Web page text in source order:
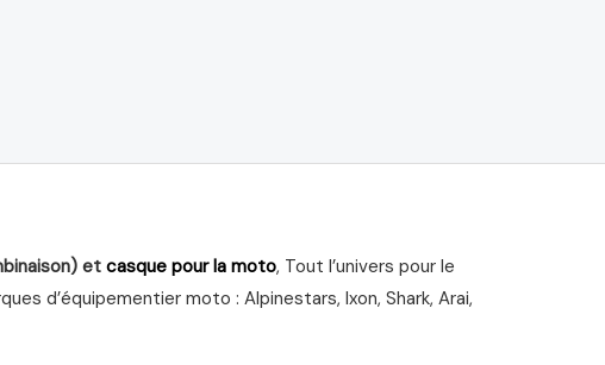
et casque pour la moto, Tout l’univers pour le
d’équipementier moto : Alpinestars, Ixon, Shark, Arai,